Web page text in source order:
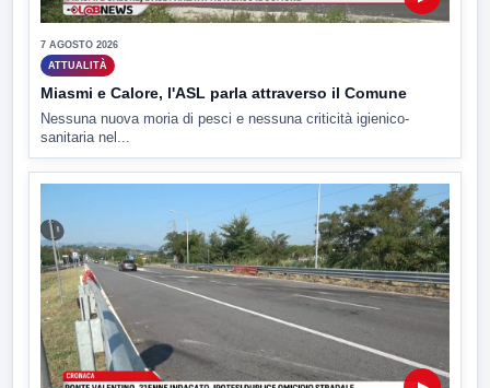
7 AGOSTO 2026
ATTUALITÀ
Miasmi e Calore, l'ASL parla attraverso il Comune
Nessuna nuova moria di pesci e nessuna criticità igienico-
sanitaria nel...